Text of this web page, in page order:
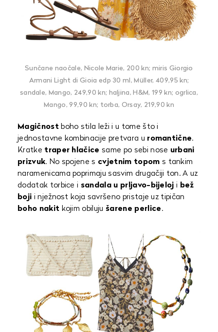
Sunčane naočale, Nicole Marie, 200 kn; miris Giorgio
Armani Light di Gioia edp 30 ml, Müller, 409,95 kn;
sandale, Mango, 249,90 kn; haljina, H&M, 199 kn; ogrlica,
Mango, 99,90 kn; torba, Orsay, 219,90 kn
Magičnostboho stila leži i u tome što i
jednostavne kombinacije pretvara u romantične.
Kratke traper hlačice same po sebi nose urbani
prizvuk. No spojene s cvjetnim topom s tankim
naramenicama poprimaju sasvim drugačiji ton. A uz
dodatak torbice i sandala u prljavo-bijeloj i bež
boji i nježnost koja savršeno pristaje uz tipičan
boho nakit kojim obiluju šarene perlice.